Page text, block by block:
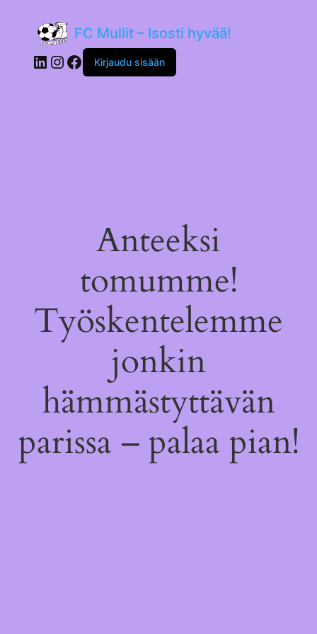
FC Mullit – Isosti hyvää!
LinkedIn
Instagram
Facebook
Kirjaudu sisään
Anteeksi
tomumme!
Työskentelemme
jonkin
hämmästyttävän
parissa – palaa pian!